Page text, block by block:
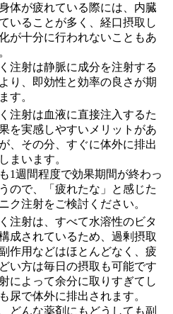
体が疲れている際には、内臓
いることが多く、経口摂取し
が十分に行われないこともあ
注射は静脈に成分を注射する
り、即効性と効率の良さが期
す。
注射は血液に直接注入するた
を実感しやすいメリットがあ
、その分、すぐに体外に排出
まいます。
1週間程度で効果期間が終わっ
ので、「疲れたな」と感じた
ク注射をご検討ください。
注射は、すべて水溶性のビタ
成されているため、過剰摂取
作用などはほとんどなく、疲
い方は毎日の摂取も可能です
によって余分に取りすぎてし
尿で体外に排出されます。
どんな薬剤にもどうしても副